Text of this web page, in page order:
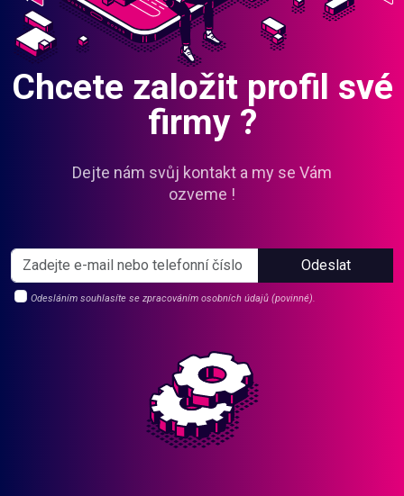
Chcete založit profil své
firmy ?
Dejte nám svůj kontakt a my se Vám
ozveme !
Odeslat
Odesláním souhlasíte se zpracováním osobních údajů (povinné).